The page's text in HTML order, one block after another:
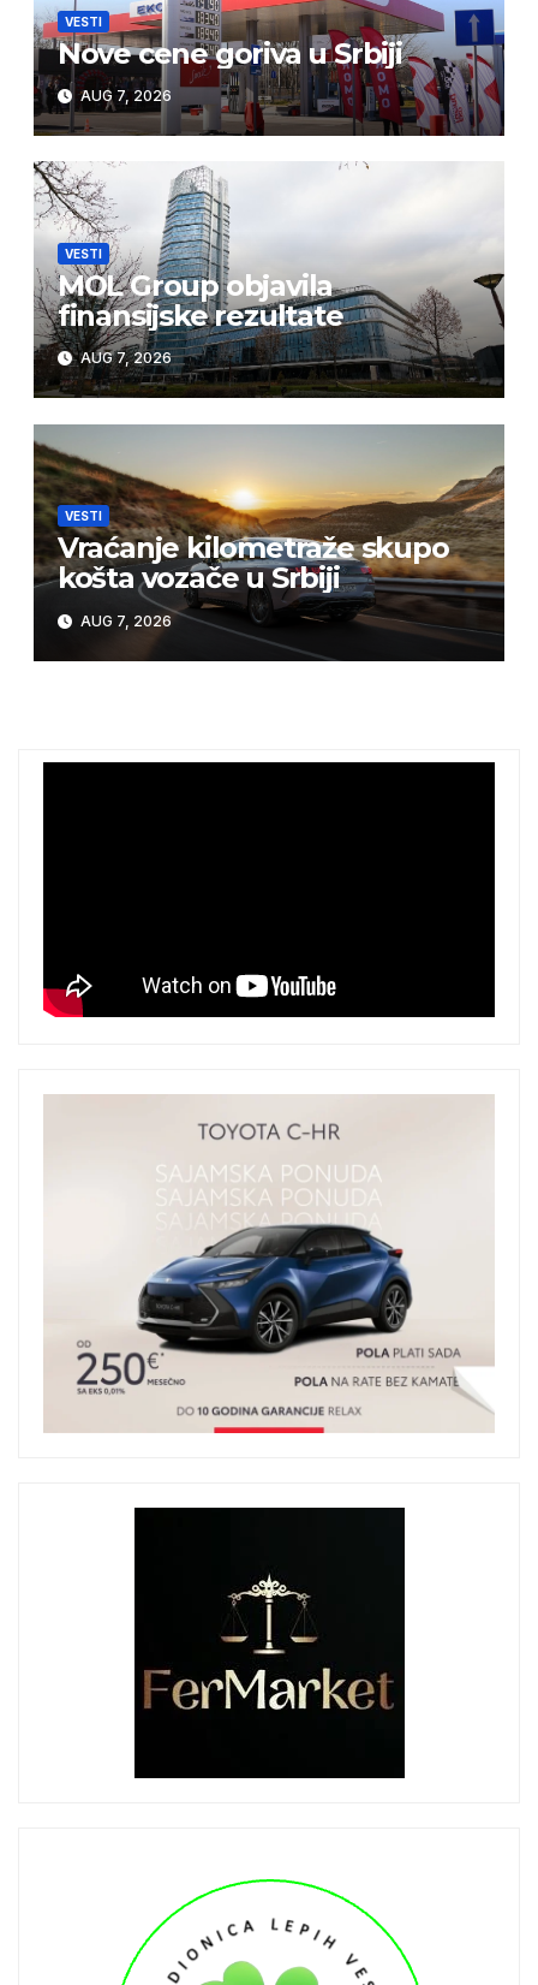
VESTI
Nove cene goriva u Srbiji
AUG 7, 2026
VESTI
MOL Group objavila
finansijske rezultate
AUG 7, 2026
VESTI
Vraćanje kilometraže skupo
košta vozače u Srbiji
AUG 7, 2026